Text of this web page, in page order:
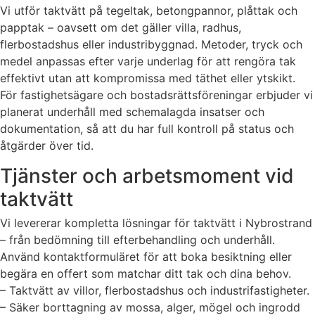
Vi utför taktvätt på tegeltak, betongpannor, plåttak och
papptak – oavsett om det gäller villa, radhus,
flerbostadshus eller industribyggnad. Metoder, tryck och
medel anpassas efter varje underlag för att rengöra tak
effektivt utan att kompromissa med täthet eller ytskikt.
För fastighetsägare och bostadsrättsföreningar erbjuder vi
planerat underhåll med schemalagda insatser och
dokumentation, så att du har full kontroll på status och
åtgärder över tid.
Tjänster och arbetsmoment vid
taktvätt
Vi levererar kompletta lösningar för taktvätt i Nybrostrand
– från bedömning till efterbehandling och underhåll.
Använd kontaktformuläret för att boka besiktning eller
begära en offert som matchar ditt tak och dina behov.
– Taktvätt av villor, flerbostadshus och industrifastigheter.
– Säker borttagning av mossa, alger, mögel och ingrodd